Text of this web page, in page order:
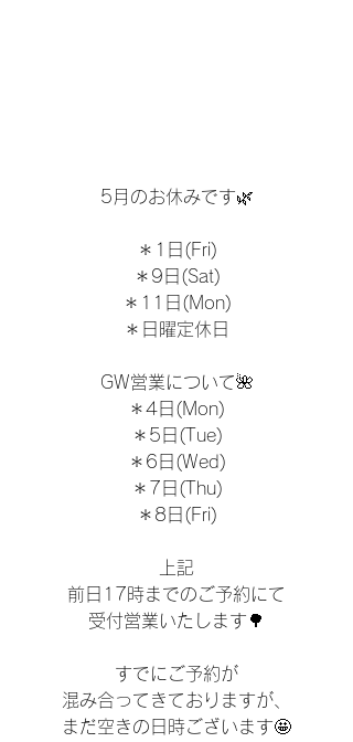
5月のお休みです🌿
＊1日(Fri)
＊9日(Sat)
＊11日(Mon)
＊日曜定休日
GW営業について🌺
＊4日(Mon)
＊5日(Tue)
＊6日(Wed)
＊7日(Thu)
＊8日(Fri)
上記
前日17時までのご予約にて
受付営業いたします🌳
すでにご予約が
混み合ってきておりますが、
まだ空きの日時ございます🤩